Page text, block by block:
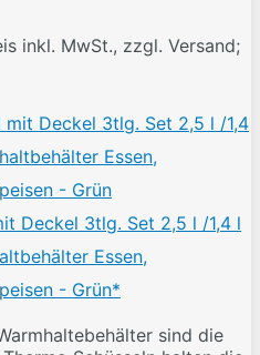
inkl. MwSt., zzgl. Versand;
Deckel 3tlg. Set 2,5 l /1,4 l
Essen,
- Grün*
sind die